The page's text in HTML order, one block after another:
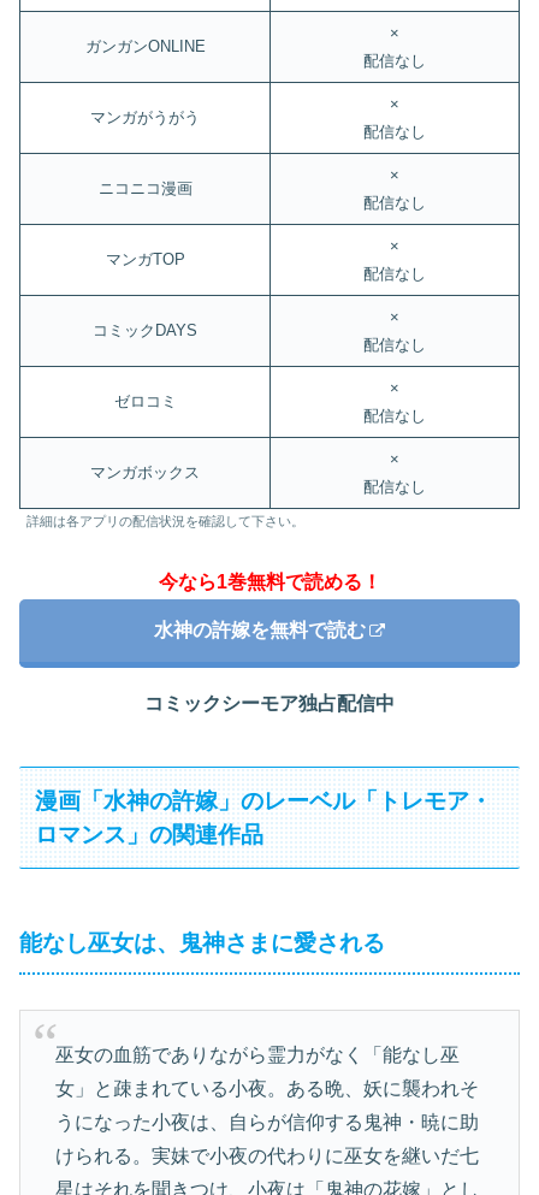
ガンガンONLINE
×
配信なし
マンガがうがう
×
配信なし
ニコニコ漫画
×
配信なし
マンガTOP
×
配信なし
コミックDAYS
×
配信なし
ゼロコミ
×
配信なし
マンガボックス
×
配信なし
詳細は各アプリの配信状況を確認して下さい。
今なら1巻無料で読める！
水神の許嫁を無料で読む
コミックシーモア独占配信中
漫画「水神の許嫁」のレーベル「トレモア・
ロマンス」の関連作品
能なし巫女は、鬼神さまに愛される
巫女の血筋でありながら霊力がなく「能なし巫
女」と疎まれている小夜。ある晩、妖に襲われそ
うになった小夜は、自らが信仰する鬼神・暁に助
けられる。実妹で小夜の代わりに巫女を継いだ七
星はそれを聞きつけ、小夜は「鬼神の花嫁」とし